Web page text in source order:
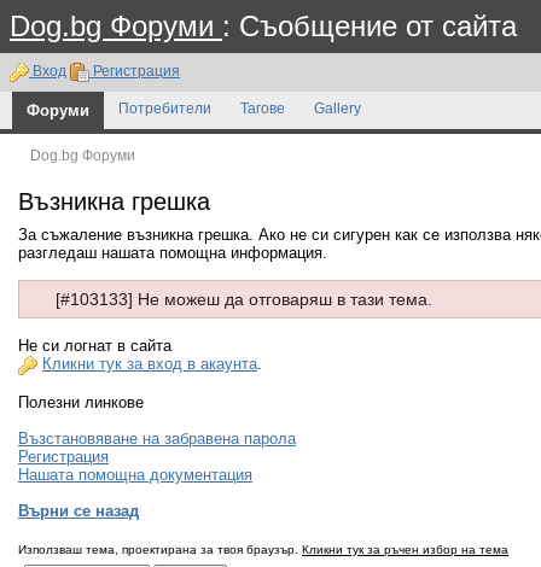
Dog.bg Форуми : Съобщение от сайта
Вход Регистрация
Форуми Потребители Тагове Gallery
Dog.bg Форуми
Възникна грешка
За съжаление възникна грешка. Ако не си сигурен как се използва
разгледаш нашата помощна информация.
[#103133] Не можеш да отговаряш в тази тема.
Не си логнат в сайта
Кликни тук за вход в акаунта.
Полезни линкове
Възстановяване на забравена парола
Регистрация
Нашата помощна документация
Върни се назад
Използваш тема, проектирана за твоя браузър. Кликни тук за ръчен избор на тема